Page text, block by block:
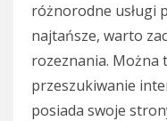
różnorodne usługi
najtańsze, warto
rozeznania. Można
przeszukiwanie
posiada swoje